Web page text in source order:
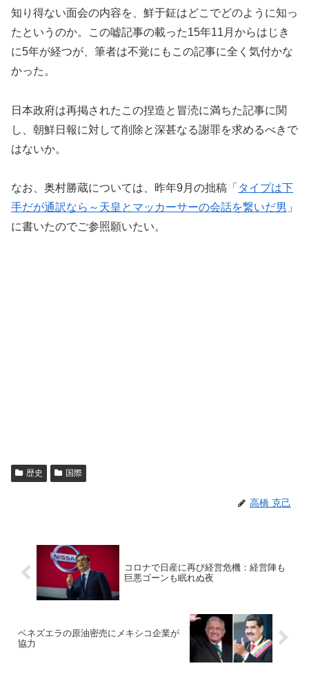
知り得ない面会の内容を、鮮于鉦はどこでどのように知っ
たというのか。この嘘記事の載った15年11月からはじき
に5年が経つが、筆者は不覚にもこの記事に全く気付かな
かった。
日本政府は再掲されたこの捏造と冒涜に満ちた記事に関
し、朝鮮日報に対して削除と深甚なる謝罪を求めるべきで
はないか。
なお、奥村勝蔵については、昨年9月の拙稿「 タイプは下
手だが通訳なら～天皇とマッカーサーの会話を繋いだ男 」
に書いたのでご参照願いたい。
歴史 国際
高橋 克己
コロナで日産に再び経営危機：経営陣も
巨悪ゴーンも眠れぬ夜
ベネズエラの原油密売にメキシコ企業が
協力